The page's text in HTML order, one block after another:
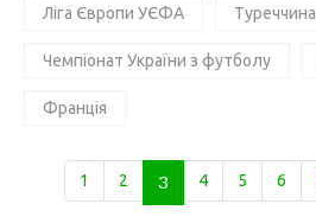
Ліга Європи УЄФА Туреччина
Чемпіонат України з футболу
Франція
1 2 3 4 5 6